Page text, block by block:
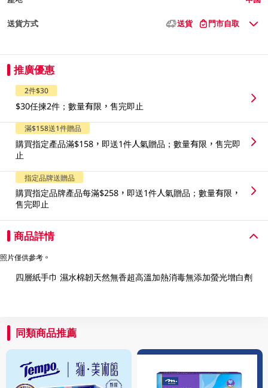
送貨方式 送貨 門市自取
推廣優惠
2件$30
$30任揀2件；數量有限，售完即止
滿$158送1件贈品
購買指定產品滿$158，即送1件人氣贈品；數量有限，售完即
止
指定品牌送贈品
購買指定品牌產品每滿$258，即送1件人氣贈品；數量有限，
售完即止
商品詳情
照片僅供參考。
四層紙手巾 濕水棉韌天然無香超高溫加熱消毒無添加螢光增白劑
同類商品推薦